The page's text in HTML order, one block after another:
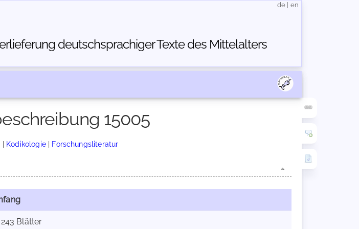
deutschsprachiger Texte des Mittelalters
de en
15005
| Kodikologie| Forschungsliteratur
243 Blätter